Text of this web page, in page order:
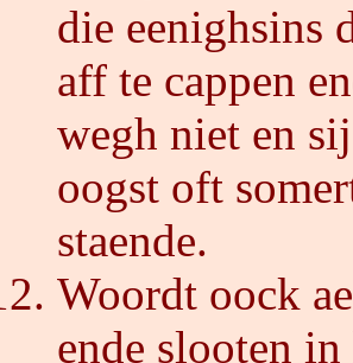
die eenighsins
aff te cappen
wegh niet en
oogst oft
staende.
Woordt oock
ende slooten